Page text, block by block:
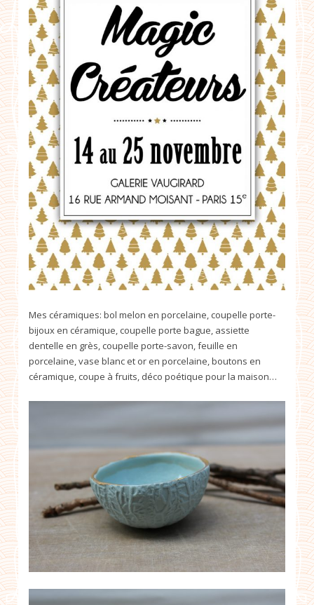
Mes céramiques: bol melon en porcelaine, coupelle porte-
bijoux en céramique, coupelle porte bague, assiette
dentelle en grès, coupelle porte-savon, feuille en
porcelaine, vase blanc et or en porcelaine, boutons en
céramique, coupe à fruits, déco poétique pour la maison…